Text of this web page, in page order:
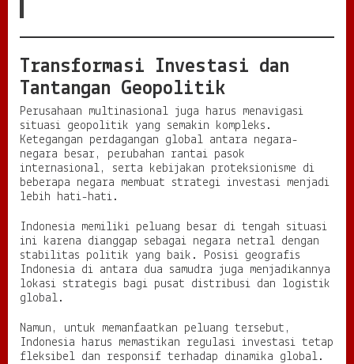
Transformasi Investasi dan
Tantangan Geopolitik
Perusahaan multinasional juga harus menavigasi
situasi geopolitik yang semakin kompleks.
Ketegangan perdagangan global antara negara-
negara besar, perubahan rantai pasok
internasional, serta kebijakan proteksionisme di
beberapa negara membuat strategi investasi menjadi
lebih hati-hati.
Indonesia memiliki peluang besar di tengah situasi
ini karena dianggap sebagai negara netral dengan
stabilitas politik yang baik. Posisi geografis
Indonesia di antara dua samudra juga menjadikannya
lokasi strategis bagi pusat distribusi dan logistik
global.
Namun, untuk memanfaatkan peluang tersebut,
Indonesia harus memastikan regulasi investasi tetap
fleksibel dan responsif terhadap dinamika global.